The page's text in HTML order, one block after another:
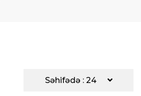
Səhifədə : 24